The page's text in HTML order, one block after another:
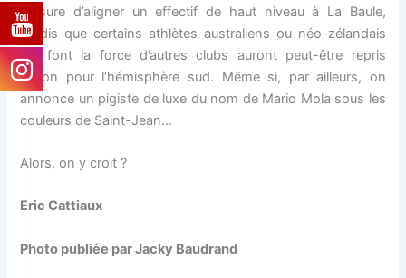
mesure d’aligner un effectif de haut niveau à La Baule,
tandis que certains athlètes australiens ou néo-zélandais
qui font la force d’autres clubs auront peut-être repris
l’avion pour l’hémisphère sud. Même si, par ailleurs, on
annonce un pigiste de luxe du nom de Mario Mola sous les
couleurs de Saint-Jean…
Alors, on y croit ?
Eric Cattiaux
Photo publiée par Jacky Baudrand